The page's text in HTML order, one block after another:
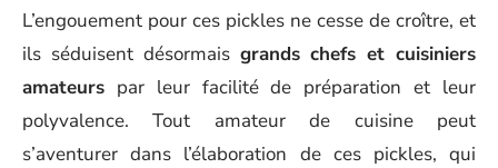
L’engouement pour ces pickles ne cesse de croître, et
ils séduisent désormais grands chefs et cuisiniers
amateurs par leur facilité de préparation et leur
polyvalence. Tout amateur de cuisine peut
s’aventurer dans l’élaboration de ces pickles, qui